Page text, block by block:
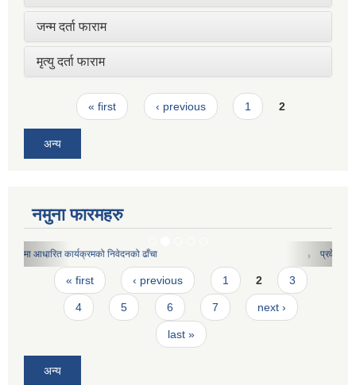
जन्म दर्ता फाराम
मृत्यु दर्ता फाराम
Pages« first ‹ previous 1 2
अन्य
नमुना फारमहरु
प्रवेश पत्र
Pages
« first ‹ previous 1 2 3
4 5 6 7 next ›
last »
अन्य